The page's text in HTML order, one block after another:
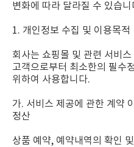
변화에 따라 달라질 수 있습니
1. 개인정보 수집 및 이용목적
회사는 쇼핑몰 및 관련 서비
고객으로부터 최소한의 필수
위하여 사용합니다.
가. 서비스 제공에 관한 계약
정산
상품 예약, 예약내역의 확인